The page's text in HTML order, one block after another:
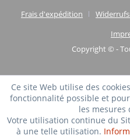
Frais d'expédition
Copyright © -
Ce site Web utilise des
fonctionnalité possible et
les mesures
Votre utilisation continue du
à une telle utilisation.